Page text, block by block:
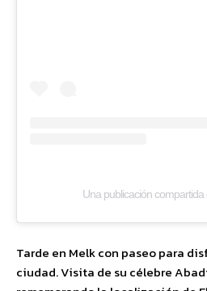
Una publicación
Tarde en Melk con paseo para
ciudad. Visita de su célebre